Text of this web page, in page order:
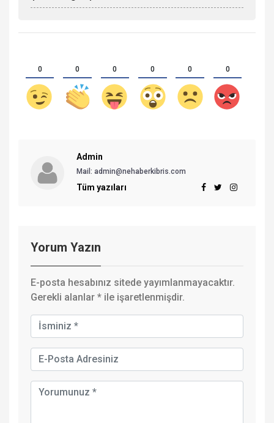
0 0 0 0 0 0
Admin
Mail: admin@nehaberkibris.com
Tüm yazıları
Yorum Yazın
E-posta hesabınız sitede yayımlanmayacaktır.
Gerekli alanlar * ile işaretlenmişdir.